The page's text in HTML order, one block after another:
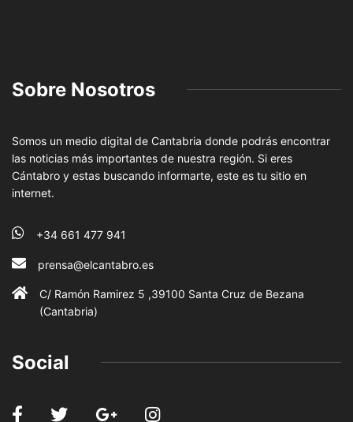
Sobre Nosotros
Somos un medio digital de Cantabria donde podrás encontrar
las noticias más importantes de nuestra región. Si eres
Cántabro y estas buscando informarte, este es tu sitio en
internet.
+34 661 477 941
prensa@elcantabro.es
C/ Ramón Ramirez 5 ,39100 Santa Cruz de Bezana
(Cantabria)
Social